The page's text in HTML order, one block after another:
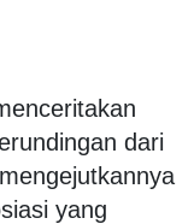
dari
yang